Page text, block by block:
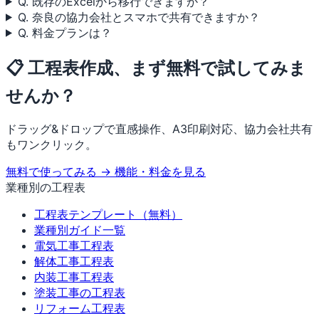
Q. 奈良の協力会社とスマホで共有できますか？
Q. 料金プランは？
📋 工程表作成、まず無料で試してみま
せんか？
ドラッグ&ドロップで直感操作、A3印刷対応、協力会社共有
もワンクリック。
無料で使ってみる → 機能・料金を見る
業種別の工程表
工程表テンプレート（無料）
業種別ガイド一覧
電気工事工程表
解体工事工程表
内装工事工程表
塗装工事の工程表
リフォーム工程表